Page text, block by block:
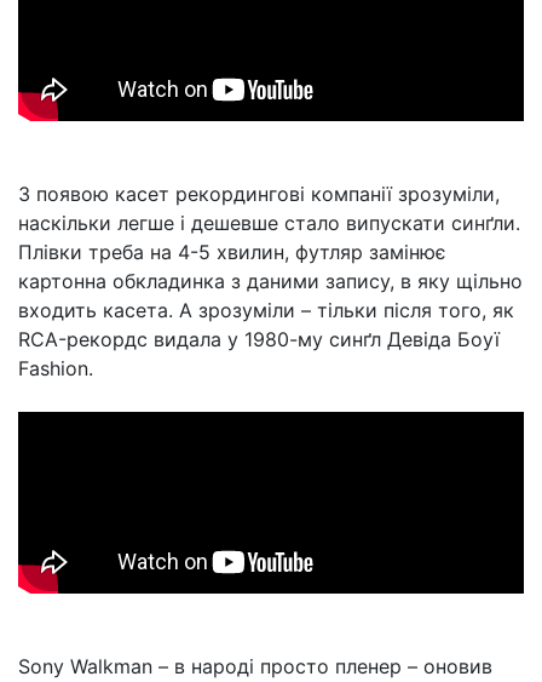
З появою касет рекордингові компанії зрозуміли,
наскільки легше і дешевше стало випускати синґли.
Плівки треба на 4-5 хвилин, футляр замінює
картонна обкладинка з даними запису, в яку щільно
входить касета. А зрозуміли – тільки після того, як
RCA-рекордс видала у 1980-му синґл Девіда Боуї
Fashion.
Sony Walkman – в народі просто пленер – оновив